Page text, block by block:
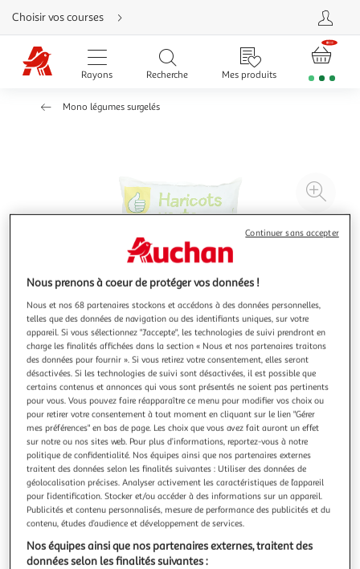
Aller
directement
au
contenu
Aller
directement
Aller
besoin
Choisir vos courses
Rayons Recherche Mes produits
Mono légumes surgelés
à
Illustration
précédente
Illustration
suivante
4.4 (7)
POUCE
Haricots verts très fins
En savoir +
5 portions
Vous voulez connaître le prix de ce produit ?
Nous prenons à coeur de protéger vos données !
Nous et nos 68 partenaires stockons et accédons à des données personnelles,
telles que des données de navigation ou des identifiants uniques, sur votre
appareil. Si vous sélectionnez "J'accepte", les technologies de suivi prendront en
charge les finalités affichées dans la section « Nous et nos partenaires traitons
des données pour fournir ». Si vous retirez votre consentement, elles seront
désactivées. Si les technologies de suivi sont désactivées, il est possible que
certains contenus et annonces qui vous sont présentés ne soient pas pertinents
pour vous. Vous pouvez faire réapparaître ce menu pour modifier vos choix ou
pour retirer votre consentement à tout moment en cliquant sur le lien "Gérer
mes préférences" en bas de page. Les choix que vous avez fait auront un effet
sur notre ou nos sites web. Pour plus d’informations, reportez-vous à notre
politique de confidentialité. Nos équipes ainsi que nos partenaires externes
traitent des données selon les finalités suivantes : Utiliser des données de
géolocalisation précises. Analyser activement les caractéristiques de l’appareil
pour l’identification. Stocker et/ou accéder à des informations sur un appareil.
Publicités et contenu personnalisés, mesure de performance des publicités et du
contenu, études d’audience et développement de services.
Nos équipes ainsi que nos partenaires externes, traitent des
données selon les finalités suivantes :
Continuer sans accepter